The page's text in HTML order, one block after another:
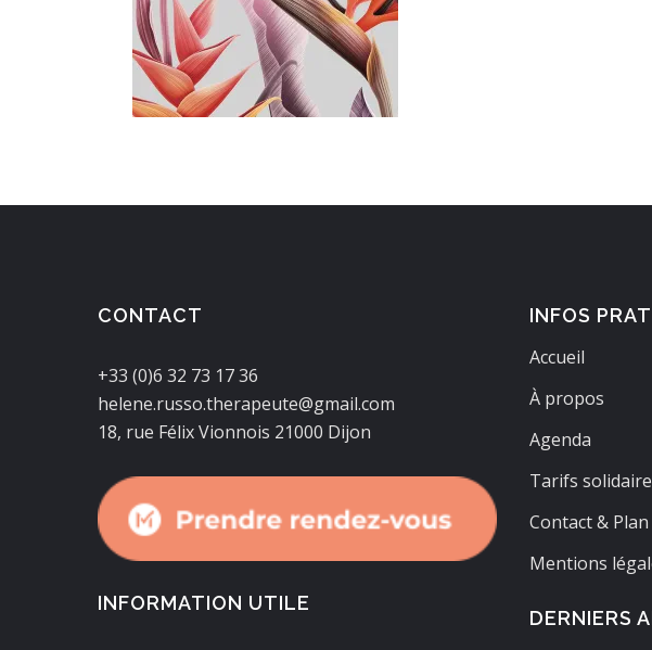
CONTACT
+33 (0)6 32 73 17 36
helene.russo.therapeute@gmail.com
18, rue Félix Vionnois 21000 Dijon
INFORMATION UTILE
INFOS
Accueil
À propos
Agenda
Tarifs
Contact & Plan
Mentions
DERNIERS